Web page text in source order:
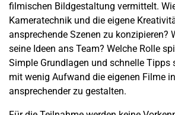
filmischen Bildgestaltung vermittelt.
Kameratechnik und die eigene
ansprechende Szenen zu konzipieren?
seine Ideen ans Team? Welche Rolle
Simple Grundlagen und schnelle Tipps
mit wenig Aufwand die eigenen Filme
ansprechender zu gestalten.